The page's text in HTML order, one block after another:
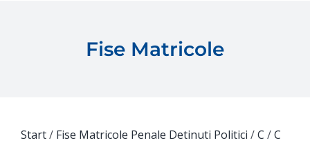
Fise Matricole
Start/ Fise Matricole Penale Detinuti Politici /C /C